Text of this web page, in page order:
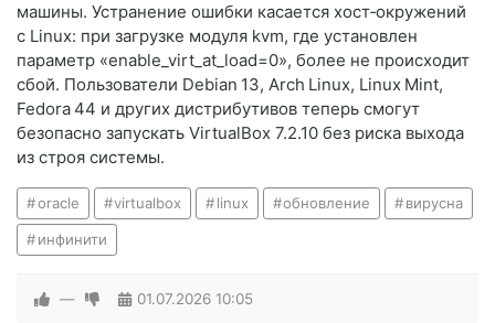
машины. Устранение ошибки касается хост‑окружений
с Linux: при загрузке модуля kvm, где установлен
параметр «enable_virt_at_load=0», более не происходит
сбой. Пользователи Debian 13, Arch Linux, Linux Mint,
Fedora 44 и других дистрибутивов теперь смогут
безопасно запускать VirtualBox 7.2.10 без риска выхода
из строя системы.
oracle virtualbox linux обновление вирусна
инфинити
— 01.07.2026 10:05